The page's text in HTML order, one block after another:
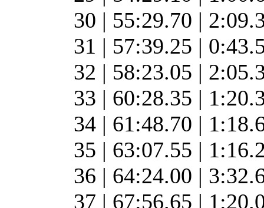
30 | 55:29.70 |
31 | 57:39.25 |
32 | 58:23.05 |
33 | 60:28.35 |
34 | 61:48.70 |
35 | 63:07.55 |
36 | 64:24.00 |
37 | 67:56.65 |